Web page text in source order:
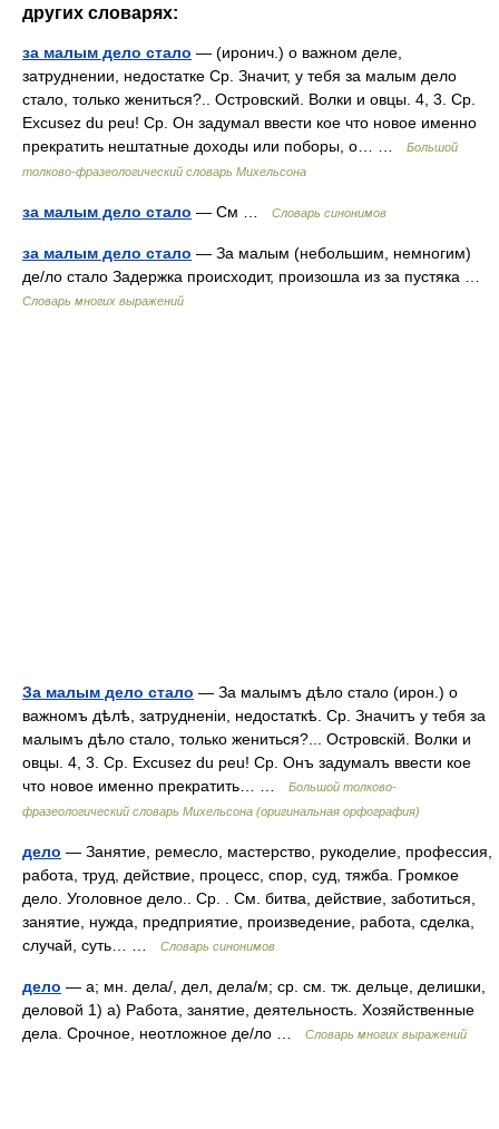
других словарях:
за малым дело стало — (иронич.) о важном деле,
затруднении, недостатке Ср. Значит, у тебя за малым дело
стало, только жениться?.. Островский. Волки и овцы. 4, 3. Ср.
Excusez du peu! Ср. Он задумал ввести кое что новое именно
прекратить нештатные доходы или поборы, о… …
Большой
толково-фразеологический словарь Михельсона
за малым дело стало — См … Словарь синонимов
за малым дело стало — За малым (небольшим, немногим)
де/ло стало Задержка происходит, произошла из за пустяка …
Словарь многих выражений
За малым дело стало — За малымъ дѣло стало (ирон.) о
важномъ дѣлѣ, затрудненіи, недостаткѣ. Ср. Значитъ у тебя за
малымъ дѣло стало, только жениться?... Островскій. Волки и
овцы. 4, 3. Ср. Excusez du peu! Ср. Онъ задумалъ ввести кое
что новое именно прекратить… …
Большой толково-
фразеологический словарь Михельсона (оригинальная орфография)
дело — Занятие, ремесло, мастерство, рукоделие, профессия,
работа, труд, действие, процесс, спор, суд, тяжба. Громкое
дело. Уголовное дело.. Ср. . См. битва, действие, заботиться,
занятие, нужда, предприятие, произведение, работа, сделка,
случай, суть… …
Словарь синонимов
дело — а; мн. дела/, дел, дела/м; ср. см. тж. дельце, делишки,
деловой 1) а) Работа, занятие, деятельность. Хозяйственные
дела. Срочное, неотложное де/ло …
Словарь многих выражений